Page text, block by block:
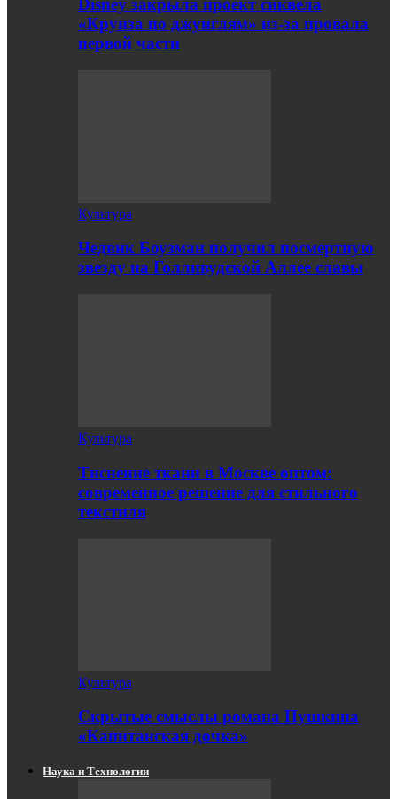
Disney закрыла проект сиквела
«Круиза по джунглям» из-за провала
первой части
Культура
Чедвик Боузман получил посмертную
звезду на Голливудской Аллее славы
Культура
Тиснение ткани в Москве оптом:
современное решение для стильного
текстиля
Культура
Скрытые смыслы романа Пушкина
«Капитанская дочка»
Наука и Технологии